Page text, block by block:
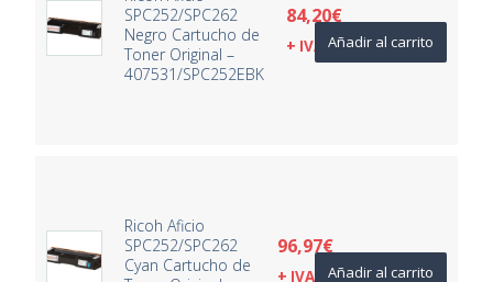
SPC252/SPC262
Negro Cartucho de
Toner Original –
407531/SPC252EBK
84,20€
+ IVA Añadir al carrito
Ricoh Aficio
SPC252/SPC262
Cyan Cartucho de
96,97€
+ IVA Añadir al carrito